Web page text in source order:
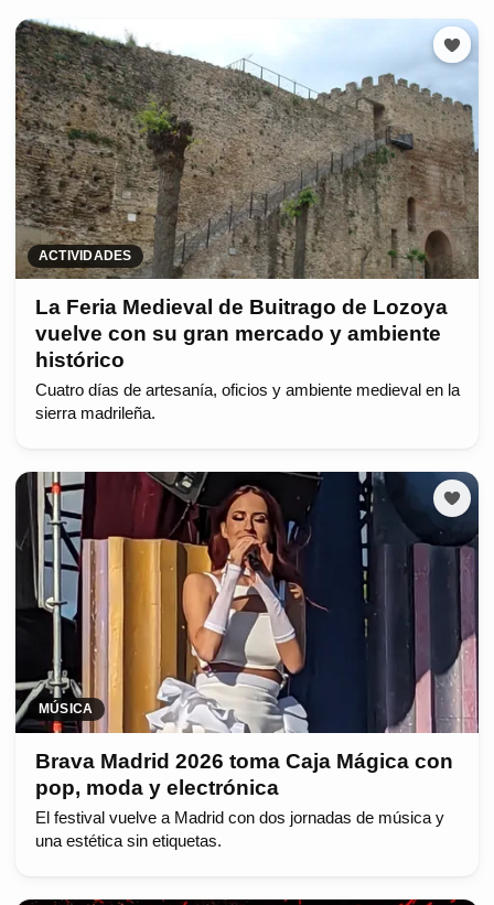
ACTIVIDADES
La Feria Medieval de Buitrago de Lozoya
vuelve con su gran mercado y ambiente
histórico
Cuatro días de artesanía, oficios y ambiente medieval en la
sierra madrileña.
MÚSICA
Brava Madrid 2026 toma Caja Mágica con
pop, moda y electrónica
El festival vuelve a Madrid con dos jornadas de música y
una estética sin etiquetas.